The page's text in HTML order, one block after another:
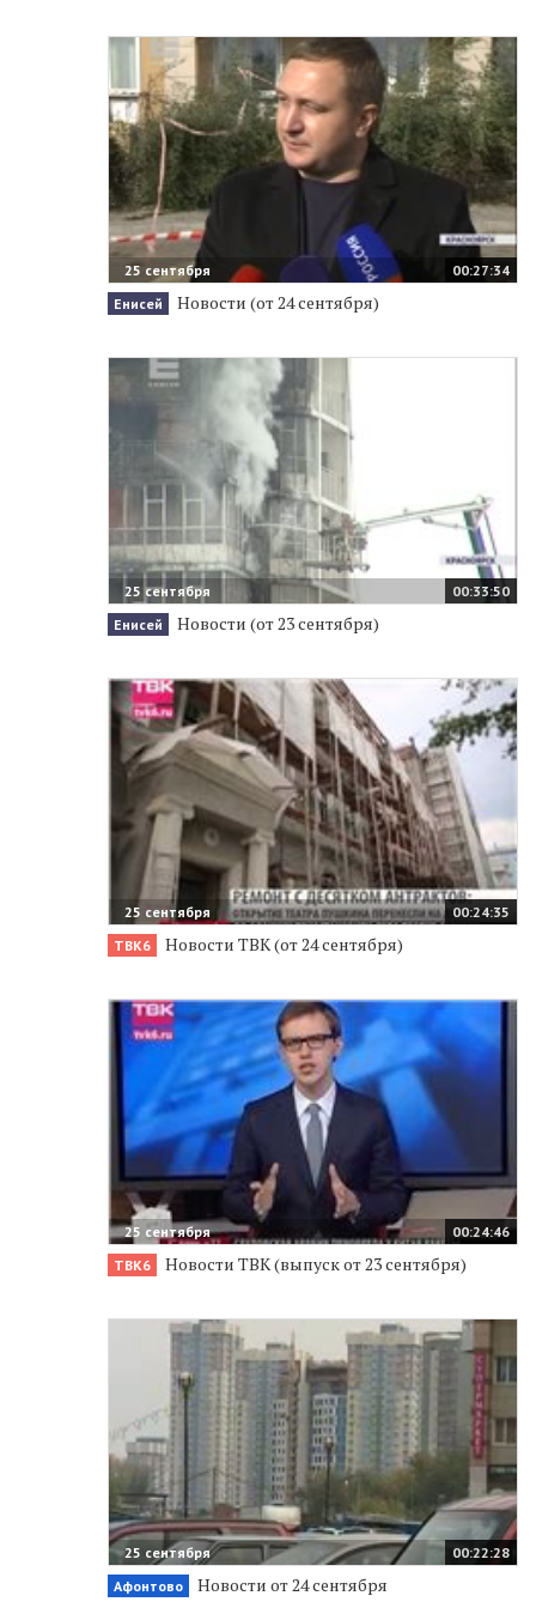
00:27:34
25 сентября
Енисей
Новости (от 24 сентября)
00:33:50
25 сентября
Енисей
Новости (от 23 сентября)
00:24:35
25 сентября
ТВК6
Новости ТВК (от 24 сентября)
00:24:46
25 сентября
ТВК6
Новости ТВК (выпуск от 23 сентября)
00:22:28
25 сентября
Афонтово
Новости от 24 сентября